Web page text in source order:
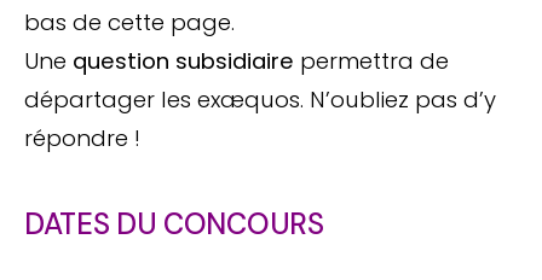
bas de cette page.
Une question subsidiaire permettra de
départager les exæquos. N’oubliez pas d’y
répondre !
DATES DU CONCOURS